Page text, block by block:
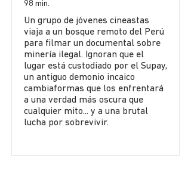
98 min.
Un grupo de jóvenes cineastas
viaja a un bosque remoto del Perú
para filmar un documental sobre
minería ilegal. Ignoran que el
lugar está custodiado por el Supay,
un antiguo demonio incaico
cambiaformas que los enfrentará
a una verdad más oscura que
cualquier mito... y a una brutal
lucha por sobrevivir.